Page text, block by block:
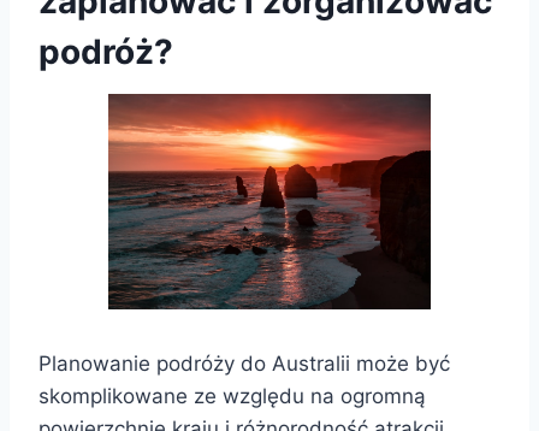
podróż?
Planowanie podróży do Australii może być
skomplikowane ze względu na ogromną